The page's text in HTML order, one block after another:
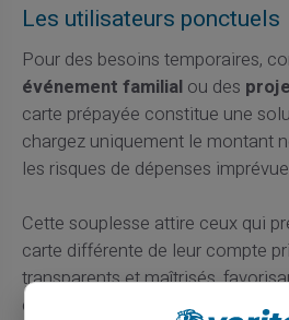
Les utilisateurs ponctuels
Pour des besoins temporaires,
événement familialou des
carte prépayée constitue une
chargez uniquement le montant
les risques de dépenses
Cette souplesse attire ceux qui
carte différente de leur compte
transparents et maîtrisés,
ciblée selon vos besoins.